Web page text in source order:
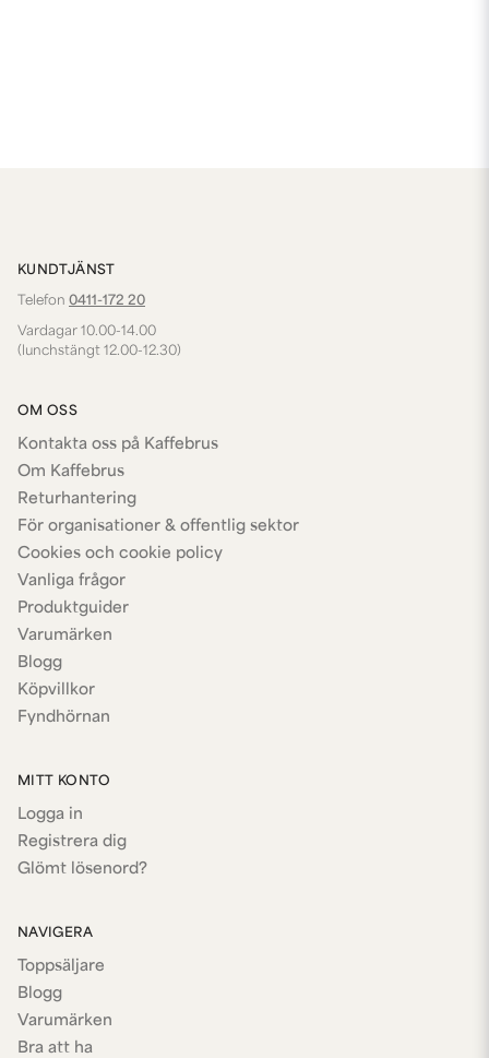
KUNDTJÄNST
Telefon 0411-172 20
Vardagar 10.00-14.00
(lunchstängt 12.00-12.30)
OM OSS
Kontakta oss på Kaffebrus
Om Kaffebrus
Returhantering
För organisationer & offentlig sektor
Cookies och cookie policy
Vanliga frågor
Produktguider
Varumärken
Blogg
Köpvillkor
Fyndhörnan
MITT KONTO
Logga in
Registrera dig
Glömt lösenord?
NAVIGERA
Toppsäljare
Blogg
Varumärken
Bra att ha